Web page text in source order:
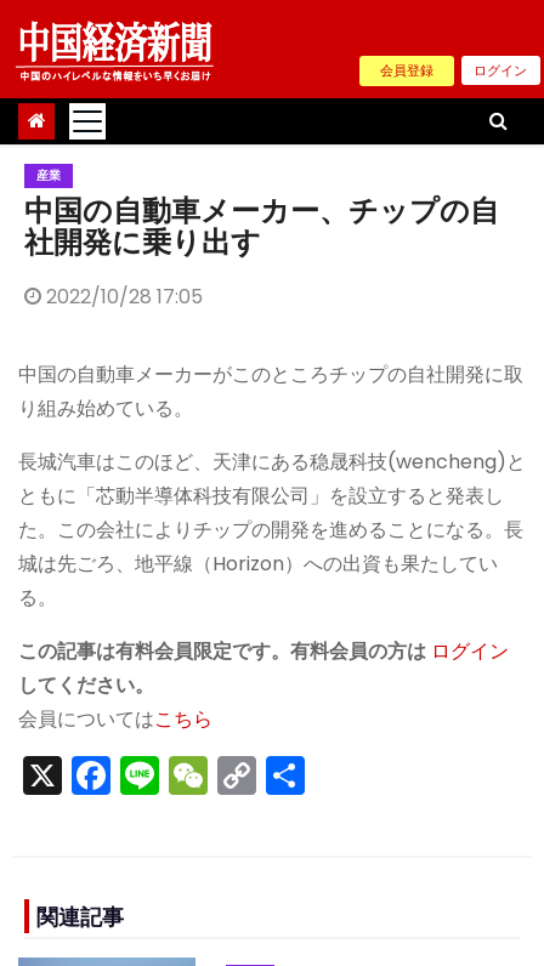
Skip
content
会員登録 ログイン
産業
中国の自動車メーカー、チップの自
社開発に乗り出す
2022/10/28 17:05
中国の自動車メーカーがこのところチップの自社開発に取
り組み始めている。
長城汽車はこのほど、天津にある稳晟科技(wencheng)と
ともに「芯動半導体科技有限公司」を設立すると発表し
た。この会社によりチップの開発を進めることになる。長
城は先ごろ、地平線（Horizon）への出資も果たしてい
る。
この記事は有料会員限定です。有料会員の方は ログイン
してください。
会員についてはこちら
X F
a
e
b
Li
n
W
e
C
o
関連記事